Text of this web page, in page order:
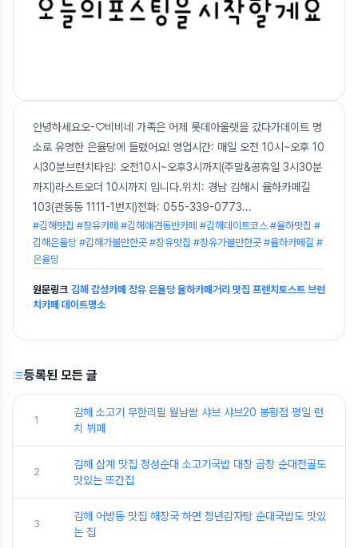
안녕하세요오-♡비비네 가족은 어제 롯데아울렛을 갔다가데이트 명
소로 유명한 은율당에 들렸어요! 영업시간: 매일 오전 10시~오후 10
시30분브런치타임: 오전10시~오후3시까지(주말&공휴일 3시30분
까지)라스트오더 10시까지 입니다.위치: 경남 김해시 율하카페길
103(관동동 1111-1번지)전화: 055-339-0773...
#김해맛집 #장유카페 #김해애견동반카페 #김해데이트코스 #율하맛집 #
김해은율당 #김해가볼만한곳 #장유맛집 #장유가볼만한곳 #율하카페길 #
은율당
원문링크 김해 감성카페 장유 은율당 율하카페거리 맛집 프렌치토스트 브런
치카페 데이트명소
등록된 모든 글
1
김해 소고기 무한리필 월남쌈 샤브 샤브20 봉황점 평일 런
치 뷔페
2
김해 삼계 맛집 정성순대 소고기국밥 대창 곱창 순대전골도
맛있는 또간집
3
김해 어방동 맛집 해장국 하면 청년감자탕 순대국밥도 맛있
는 집